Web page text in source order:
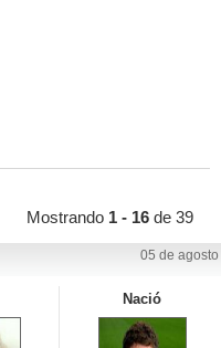
Mostrando 1 - 16 de 39
05 de agosto
Nació